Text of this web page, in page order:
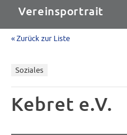
Vereinsportrait
« Zurück zur Liste
Soziales
Kebret e.V.